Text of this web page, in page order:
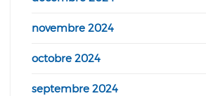
novembre 2024
octobre 2024
septembre 2024